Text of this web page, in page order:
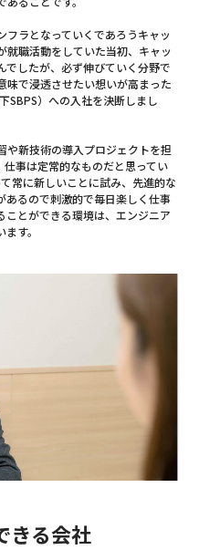
フラとなっていくであろうキャッ
就職活動をしていた当初、キャッ
でしたが、必ず伸びていく分野で
味で浸透させたい想いが高まった
SBPS）への入社を決断しまし
や新技術の導入プロジェクトを担
事は定常的なものだと思ってい
常に新しいことに試み、先進的な
あるので刺激的で毎日楽しく仕事
ことができる環境は、エンジニア
す。
きる会社